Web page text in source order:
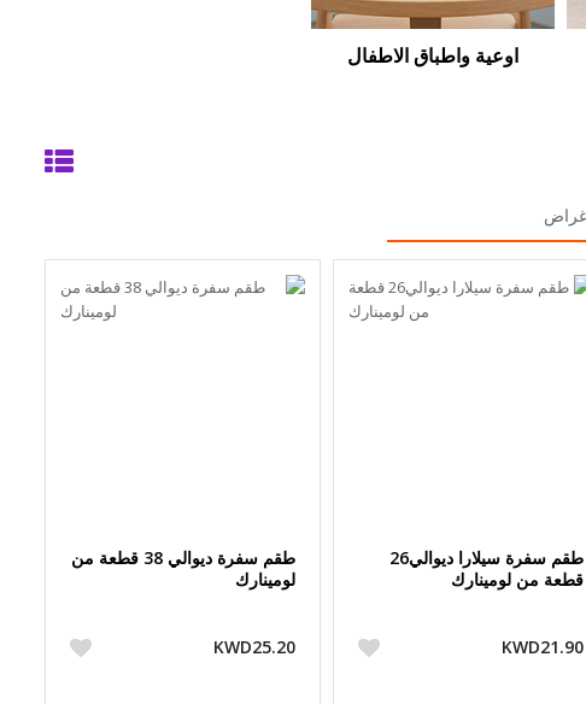
اوعية واطباق الاطفال
طقم سفرة سيلارا ديوالي26
قطعة من لومينارك
KWD21.90
طقم سفرة ديوالي 38 قطعة من
لومينارك
KWD25.20